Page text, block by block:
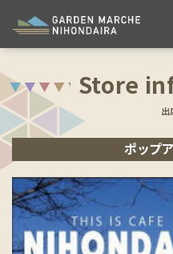
Store
出
ポップ